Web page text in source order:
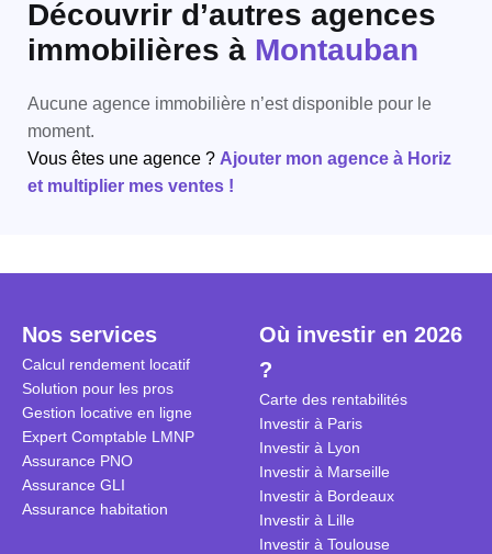
Découvrir d’autres agences
immobilières à Montauban
Aucune agence immobilière n’est disponible pour le
moment.
Vous êtes une agence ? Ajouter mon agence à Horiz
et multiplier mes ventes !
Nos services
Calcul rendement locatif
Solution pour les pros
Gestion locative en ligne
Expert Comptable LMNP
Assurance PNO
Assurance GLI
Assurance habitation
Où investir en 2026
?
Carte des rentabilités
Investir à Paris
Investir à Lyon
Investir à Marseille
Investir à Bordeaux
Investir à Lille
Investir à Toulouse